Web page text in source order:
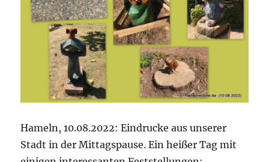
Hameln, 10.08.2022: Eindrucke aus unserer
Stadt in der Mittagspause. Ein heißer Tag mit